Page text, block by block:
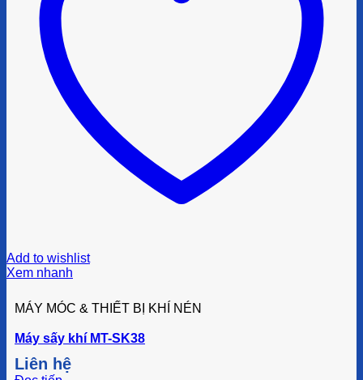
Add to wishlist
Xem nhanh
MÁY MÓC & THIẾT BỊ KHÍ NÉN
Máy sấy khí MT-SK38
Liên hệ